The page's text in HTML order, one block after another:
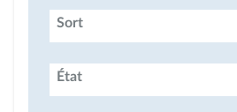
Sort
État